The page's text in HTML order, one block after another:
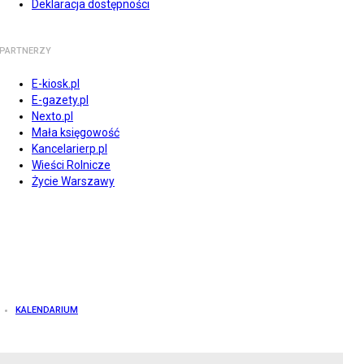
Deklaracja dostępności
PARTNERZY
E-kiosk.pl
E-gazety.pl
Nexto.pl
Mała księgowość
Kancelarierp.pl
Wieści Rolnicze
Życie Warszawy
KALENDARIUM